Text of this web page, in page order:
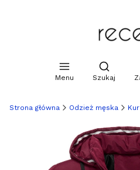
Menu
Otwórz
Szukaj
Strona główna Odzież męska